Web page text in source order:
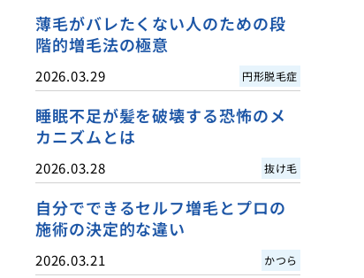
薄毛がバレたくない人のための段
階的増毛法の極意
2026.03.29 円形脱毛症
睡眠不足が髪を破壊する恐怖のメ
カニズムとは
2026.03.28 抜け毛
自分でできるセルフ増毛とプロの
施術の決定的な違い
2026.03.21 かつら